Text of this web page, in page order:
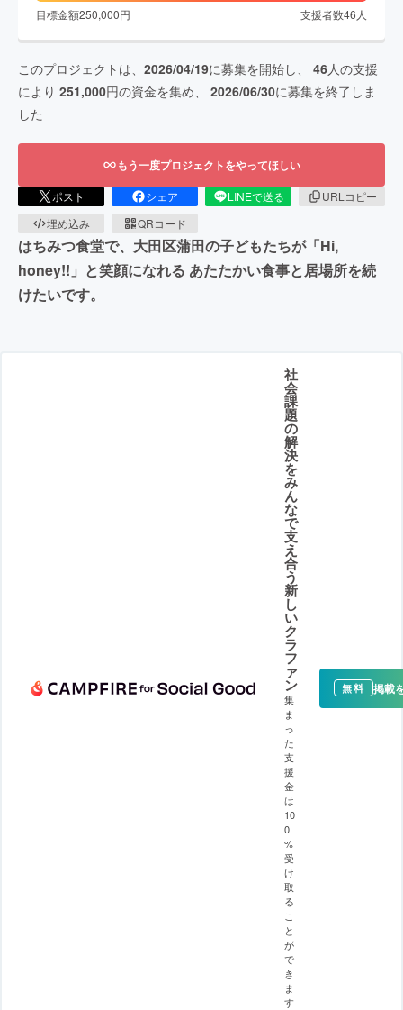
目標金額250,000円 支援者数46 人
このプロジェクトは、 2026/04/19に募集を開始し、 46人の支援
により 251,000円の資金を集め、 2026/06/30に募集を終了しま
した
もう一度プロジェクトをやってほしい
ポスト シェア LINEで送る
URLコピー
埋め込み
QRコード
はちみつ食堂で、大田区蒲田の子どもたちが「Hi,
honey!!」と笑顔になれる あたたかい食事と居場所を続
けたいです。
社
会
課
題
の
解
決
を
み
ん
な
で
支
え
合
う
新
し
い
ク
ラ
フ
ァ
ン
集
ま
っ
た
支
援
金
は
10
0
%
受
け
取
る
こ
と
が
で
き
ま
す
無料 掲載